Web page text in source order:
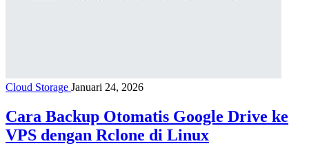
Cloud Storage Januari 24, 2026
Cara Backup Otomatis Google Drive ke
VPS dengan Rclone di Linux